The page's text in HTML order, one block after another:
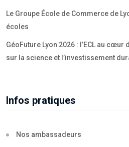
Le Groupe École de Commerce de
écoles
GéoFuture Lyon 2026 : l’ECL au cœur
sur la science et l’investissement
Infos pratiques
Nos ambassadeurs